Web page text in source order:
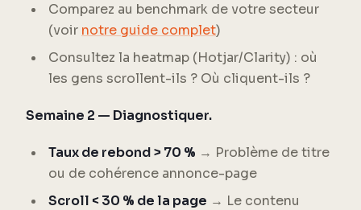
Comparez au benchmark de votre secteur
(voir notre guide complet)
Consultez la heatmap (Hotjar/Clarity) : où
les gens scrollent-ils ? Où cliquent-ils ?
Semaine 2 — Diagnostiquer.
Taux de rebond > 70 % → Problème de titre
ou de cohérence annonce-page
Scroll < 30 % de la page → Le contenu